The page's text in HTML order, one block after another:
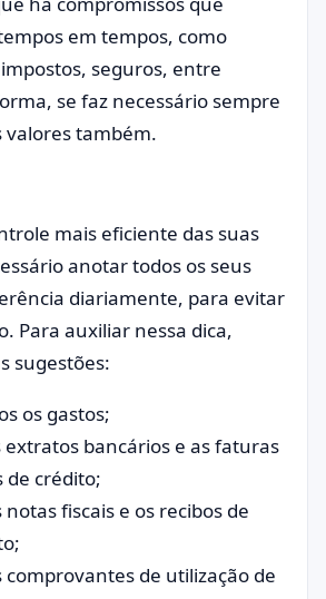
em tempos, como
seguros, entre
se faz necessário sempre
valores também.
mais eficiente das suas
anotar todos os seus
diariamente, para evitar
Para auxiliar nessa dica,
sugestões:
os gastos;
extratos bancários e as faturas
de crédito;
notas fiscais e os recibos de
comprovantes de utilização de